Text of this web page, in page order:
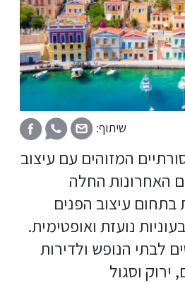
שיתוף:
המזוהים עם עיצוב
האחרונות החלה
עיצוב הפנים
נועזת ואופטימית.
לבתי הנופש ולדירות
וסגול